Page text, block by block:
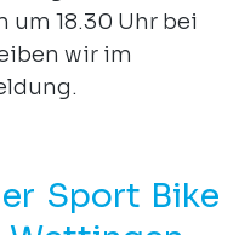
um 18.30 Uhr bei
wir im
Sport Bike